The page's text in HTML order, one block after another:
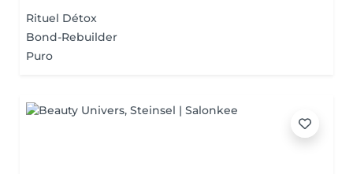
Rituel Détox
Bond-Rebuilder
Puro